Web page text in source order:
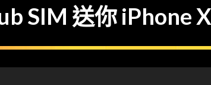
SIM 送你 iPhone